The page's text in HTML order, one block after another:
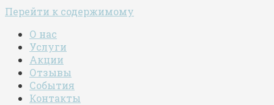
Перейти к содержимому
О нас
Услуги
Акции
Отзывы
События
Контакты